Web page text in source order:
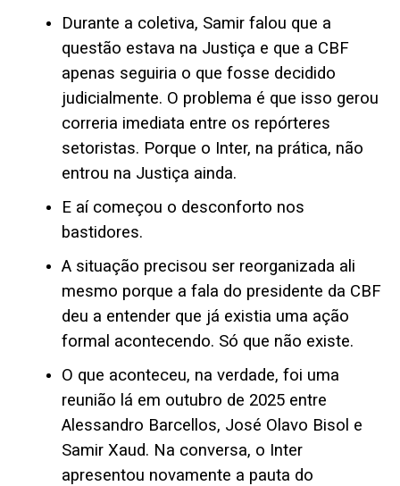
Durante a coletiva, Samir falou que a
questão estava na Justiça e que a CBF
apenas seguiria o que fosse decidido
judicialmente. O problema é que isso gerou
correria imediata entre os repórteres
setoristas. Porque o Inter, na prática, não
entrou na Justiça ainda.
E aí começou o desconforto nos
bastidores.
A situação precisou ser reorganizada ali
mesmo porque a fala do presidente da CBF
deu a entender que já existia uma ação
formal acontecendo. Só que não existe.
O que aconteceu, na verdade, foi uma
reunião lá em outubro de 2025 entre
Alessandro Barcellos, José Olavo Bisol e
Samir Xaud. Na conversa, o Inter
apresentou novamente a pauta do